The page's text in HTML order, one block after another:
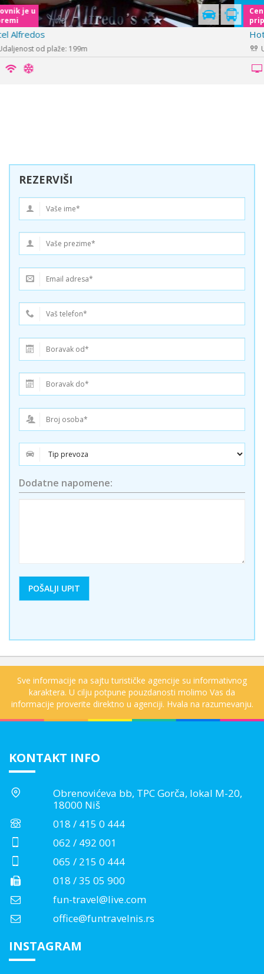
Cenovnik je u
pripremi
Hotel Barone
Udaljenost od plaže: 100m
REZERVIŠI
Dodatne napomene:
Sve informacije na sajtu turističke agencije su informativnog
karaktera. U cilju potpune pouzdanosti molimo Vas da
informacije proverite direktno u agenciji. Hvala na razumevanju.
KONTAKT INFO
Obrenovićeva bb, TPC Gorča, lokal M-20,
18000 Niš
018 / 415 0 444
062 / 492 001
065 / 215 0 444
018 / 35 05 900
fun-travel@live.com
office@funtravelnis.rs
INSTAGRAM